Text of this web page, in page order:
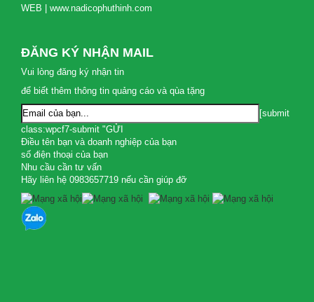
WEB | www.nadicophuthinh.com
ĐĂNG KÝ NHẬN MAIL
Vui lòng đăng ký nhận tin
để biết thêm thông tin quảng cáo và qùa tặng
[submit
class:wpcf7-submit "GỬI
Điều tên bạn và doanh nghiệp của bạn
số điện thoại của bạn
Nhu cầu cần tư vấn
Hãy liên hệ 0983657719 nếu cần giúp đỡ